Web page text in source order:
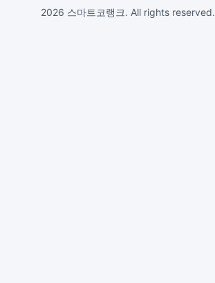
2026 스마트코랭크. All rights reserved.